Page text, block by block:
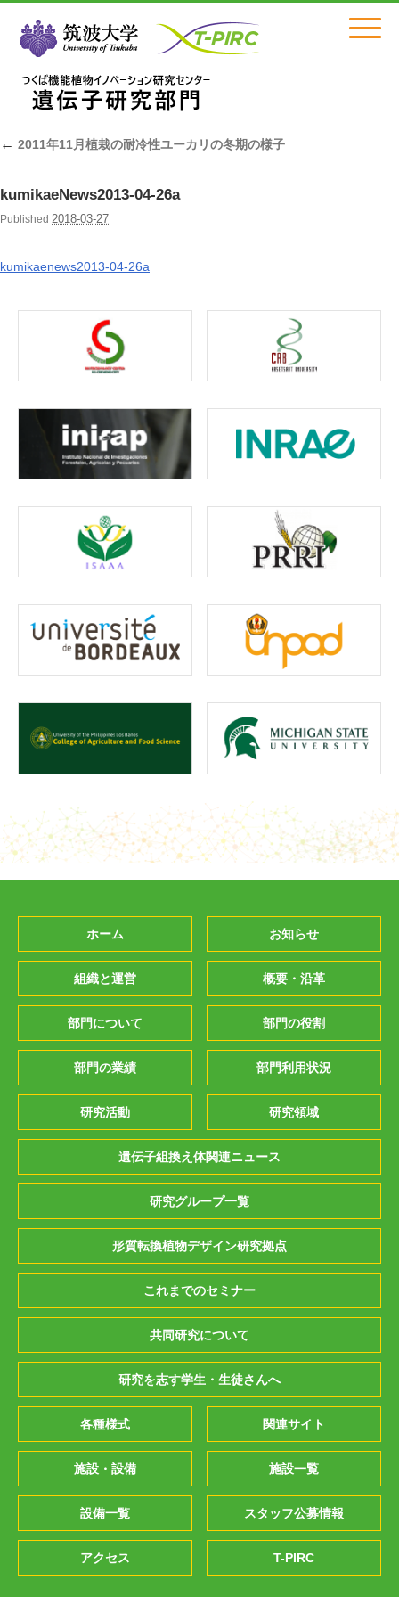
Click
← 2011年11月植栽の耐冷性ユーカリの冬期の様子
kumikaeNews2013-04-26a
Published 2018-03-27
kumikaenews2013-04-26a
ホーム お知らせ
組織と運営 概要・沿革
部門について 部門の役割
部門の業績 部門利用状況
研究活動 研究領域
遺伝子組換え体関連ニュース
研究グループ一覧
形質転換植物デザイン研究拠点
これまでのセミナー
共同研究について
研究を志す学生・生徒さんへ
各種様式 関連サイト
施設・設備 施設一覧
設備一覧 スタッフ公募情報
アクセス T-PIRC